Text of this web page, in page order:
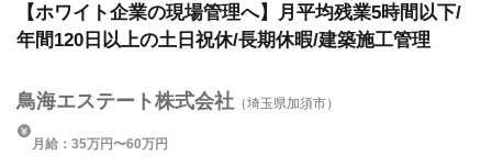
【ホワイト企業の現場管理へ】月平均残業5時間以下/
年間120日以上の土日祝休/長期休暇/建築施工管理
鳥海エステート株式会社 （埼玉県加須市）
月給：35万円〜60万円